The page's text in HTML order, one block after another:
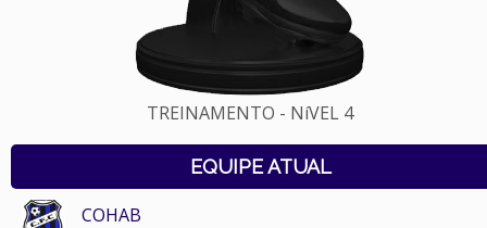
TREINAMENTO - NíVEL 4
EQUIPE ATUAL
COHAB